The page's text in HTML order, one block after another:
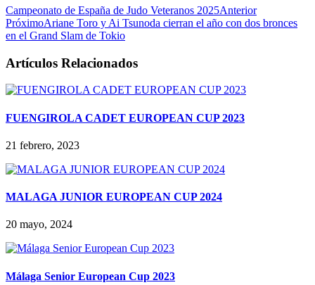
Campeonato de España de Judo Veteranos 2025Anterior
PróximoAriane Toro y Ai Tsunoda cierran el año con dos bronces
en el Grand Slam de Tokio
Artículos Relacionados
FUENGIROLA CADET EUROPEAN CUP 2023
21 febrero, 2023
MALAGA JUNIOR EUROPEAN CUP 2024
20 mayo, 2024
Málaga Senior European Cup 2023